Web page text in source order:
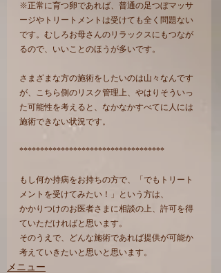
※正常に育つ卵であれば、普通の足つぼマッサ
ージやトリートメントは受けても全く問題ない
です。むしろお母さんのリラックスにもつなが
るので、いいことのほうが多いです。
さまざまな方の施術をしたいのは山々なんです
が、こちら側のリスク管理上、やはりそういっ
た可能性を考えると、なかなかすべてに人には
施術できない状況です。
***********************************
もし何か持病をお持ちの方で、「でもトリート
メントを受けてみたい！」という方は、
かかりつけのお医者さまに相談の上、許可を得
ていただければと思います。
そのうえで、どんな施術であれば提供が可能か
考えていきたいと思いと思います。
メニュー